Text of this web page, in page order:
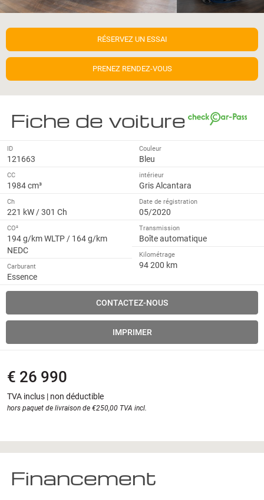
RÉSERVEZ UN ESSAI
PRENEZ RENDEZ-VOUS
Fiche de voiture
ID
121663
CC
1984 cm³
Ch
221 kW / 301 Ch
CO²
194 g/km WLTP / 164 g/km
NEDC
Carburant
Essence
Couleur
Bleu
intérieur
Gris Alcantara
Date de régistration
05/2020
Transmission
Boîte automatique
Kilométrage
94 200 km
CONTACTEZ-NOUS
IMPRIMER
€ 26 990
TVA inclus | non déductible
hors paquet de livraison de €250,00 TVA incl.
Financement